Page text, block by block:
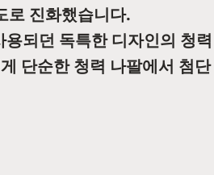
로 진화했습니다.
되던 독특한 디자인의 청
단순한 청력 나팔에서 첨